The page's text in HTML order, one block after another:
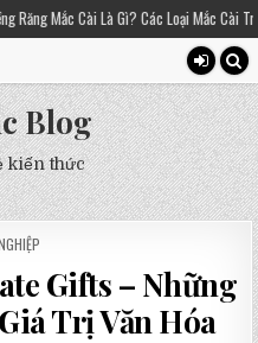
Cài Là Gì? Các Loại Mắc Cài Trong Niềng
Blog
kiến thức
Gifts – Những
Trị Văn Hóa